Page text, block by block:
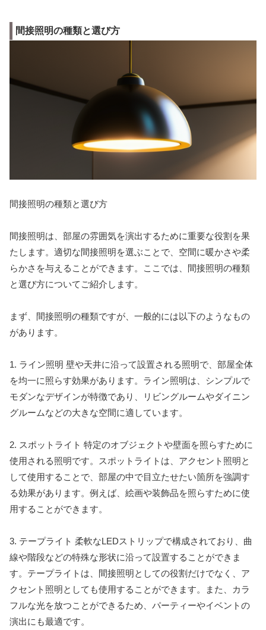
間接照明の種類と選び方
間接照明の種類と選び方
間接照明は、部屋の雰囲気を演出するために重要な役割を果
たします。適切な間接照明を選ぶことで、空間に暖かさや柔
らかさを与えることができます。ここでは、間接照明の種類
と選び方についてご紹介します。
まず、間接照明の種類ですが、一般的には以下のようなもの
があります。
1. ライン照明 壁や天井に沿って設置される照明で、部屋全体
を均一に照らす効果があります。ライン照明は、シンプルで
モダンなデザインが特徴であり、リビングルームやダイニン
グルームなどの大きな空間に適しています。
2. スポットライト 特定のオブジェクトや壁面を照らすために
使用される照明です。スポットライトは、アクセント照明と
して使用することで、部屋の中で目立たせたい箇所を強調す
る効果があります。例えば、絵画や装飾品を照らすために使
用することができます。
3. テープライト 柔軟なLEDストリップで構成されており、曲
線や階段などの特殊な形状に沿って設置することができま
す。テープライトは、間接照明としての役割だけでなく、ア
クセント照明としても使用することができます。また、カラ
フルな光を放つことができるため、パーティーやイベントの
演出にも最適です。